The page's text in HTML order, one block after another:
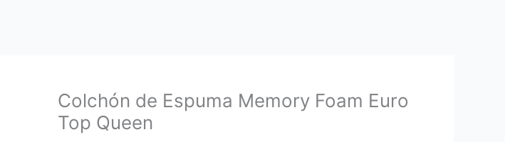
Colchón de Espuma Memory Foam Euro
Top Queen